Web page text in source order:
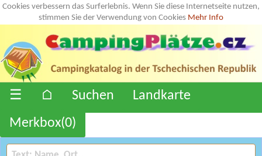
Cookies verbessern das Surferlebnis. Wenn Sie diese Internetseite nutzen,
stimmen Sie der Verwendung von Cookies Mehr Info
☰ ⌂ Suchen
Landkarte
Merkbox(0)